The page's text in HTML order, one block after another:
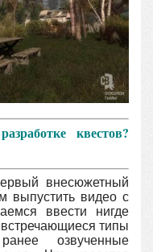
квестов?
внесюжетный
выпустить видео с
ввести нигде
типы
озвученные